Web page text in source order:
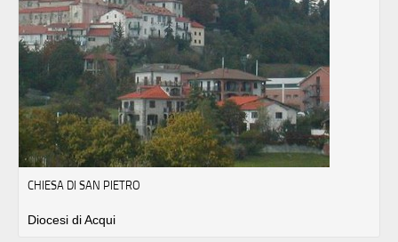
CHIESA DI SAN PIETRO
Diocesi di Acqui